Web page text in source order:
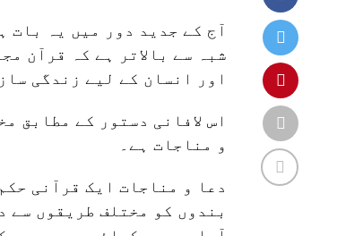
آج کے جدید دور میں یہ بات
شبہ سے بالاتر ہے کہ قرآن
اور انسان کے لیے زندگی
اس لافانی دستور کے مطابق
و مناجات ہے۔
دعا و مناجات ایک قرآنی
بندوں کو مختلف طریقوں سے